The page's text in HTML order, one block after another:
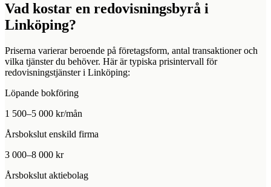
Vad kostar en redovisningsbyrå i
Linköping?
Priserna varierar beroende på företagsform, antal transaktioner och
vilka tjänster du behöver. Här är typiska prisintervall för
redovisningstjänster i Linköping:
Löpande bokföring
1 500–5 000 kr/mån
Årsbokslut enskild firma
3 000–8 000 kr
Årsbokslut aktiebolag